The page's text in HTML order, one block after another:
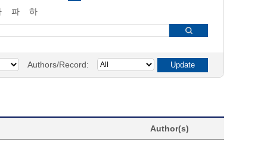
파
하
Authors/Record:
Author(s)